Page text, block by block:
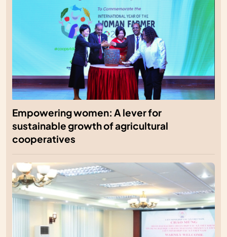
Empowering women: A lever for
sustainable growth of agricultural
cooperatives